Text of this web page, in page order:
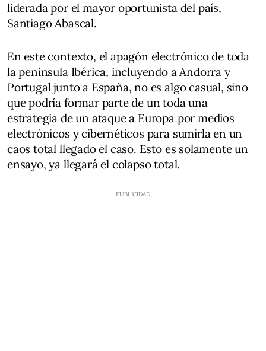
liderada por el mayor oportunista del país,
Santiago Abascal.
En este contexto, el apagón electrónico de toda
la península Ibérica, incluyendo a Andorra y
Portugal junto a España, no es algo casual, sino
que podría formar parte de un toda una
estrategia de un ataque a Europa por medios
electrónicos y cibernéticos para sumirla en un
caos total llegado el caso. Esto es solamente un
ensayo, ya llegará el colapso total.